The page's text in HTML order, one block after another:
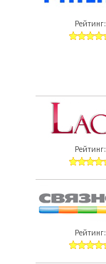
Рейтинг:
Рейтинг:
Рейтинг: